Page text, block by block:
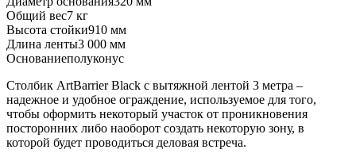
Общий вес7 кг
Высота стойки910 мм
Длина ленты3 000 мм
Основаниеполуконус
Столбик ArtBarrier Black с вытяжной лентой 3 метра –
надежное и удобное ограждение, используемое для того,
чтобы оформить некоторый участок от проникновения
посторонних либо наоборот создать некоторую зону, в
которой будет проводиться деловая встреча.